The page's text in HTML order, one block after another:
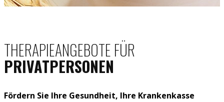
THERAPIEANGEBOTE FÜR
PRIVATPERSONEN
Fördern Sie Ihre Gesundheit, Ihre Krankenkasse